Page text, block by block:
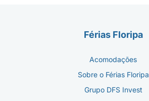
Férias Floripa
Acomodações
Sobre o Férias Floripa
Grupo DFS Invest